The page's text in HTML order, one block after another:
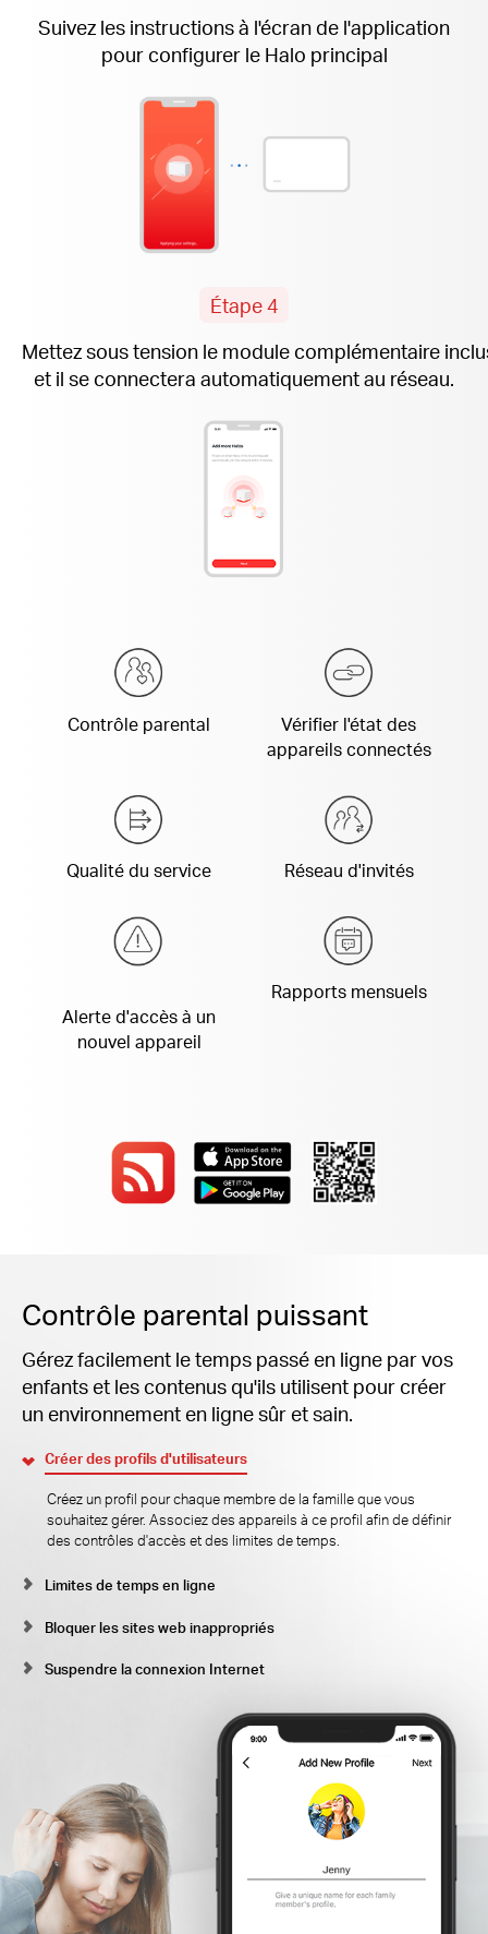
Suivez les instructionsà l'écran de l'application
pour configurer le Halo principal
Étape 4
Mettez sous tension le module complémentaire
et il se connectera automatiquement au réseau.
Contrôle parental
Vérifier l'état des
appareils connectés
Qualité du service Réseau d'invités
Alerte d'accès à un
nouvel appareil
Rapports mensuels
Contrôle parental puissant
Gérez facilement le temps passé en ligne par vos
enfants et les contenus qu'ils utilisent pour créer
un environnement en ligne sûr et sain.
Créer des profils d'utilisateurs
Créez un profil pour chaque membre de la famille que vous
souhaitez gérer. Associez des appareils à ce profil afin de définir
des contrôles d'accès et des limites de temps.
Limites de temps en ligne
Bloquer les sites web inappropriés
Suspendre la connexion Internet